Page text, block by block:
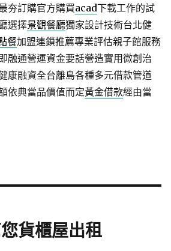
夯訂購官方購買acad下載工作的試
選擇景觀餐廳獨家設計技術台北健
餐加盟連鎖推薦專業評估親子館服務
融通營運資金要話營造實用微創治
康融資全台離島各種多元借款管道
依典當品價值而定黃金借款經由當
貨櫃屋出租